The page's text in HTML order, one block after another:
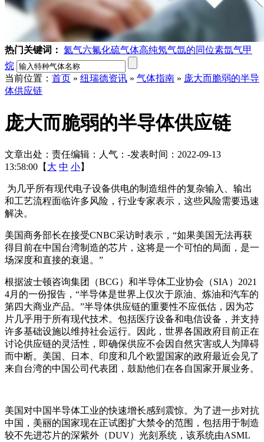
热门关键词： 氦气六氟化硫气体高纯氖气氙的同位素氙气甲
烷
当前位置： 首页 » 纽瑞德资讯 » 气体指南 » 庞大而脆弱的半导
体供应链
庞大而脆弱的半导体供应链
文章出处： 责任编辑： 人气： -发表时间：2022-09-13
13:58:00【 大 中 小】
为几乎所有现代电子设备供电的制造组件的复杂输入、输出
和工艺流程面临许多风险，行业专家表示，这些风险需要迅速
解决。
美国商务部长在接受CNBC采访时表示，“如果美国无法再获
得目前在中国台湾制造的芯片，这将是一个可怕的局面，是一
场深度和直接的衰退。”
根据波士顿咨询集团（BCG）和半导体工业协会（SIA）2021
4月的一份报告，“半导体是世界上仅次于原油、炼油和汽车的
第四大商业产品。”半导体供应链的重要性不应低估，因为芯
片几乎用于所有现代技术。包括医疗设备和电信设备，并支持
许多基础设施以维持社会运行。因此，世界各国政府目前正在
讨论供应链的灵活性，即确保供应不会因自然灾害或人为障碍
而中断。美国、日本、印度和几个欧盟国家的政府最近会见了
来自台湾的中国公司代表团，鼓励他们在各自国家开展业务。
美国对中国半导体工业的快速增长感到震惊。为了进一步对抗
中国，美丽的国家现在正试图扩大禁令的范围，包括用于制造
较不先进芯片的深紫外（DUV）光刻系统，该系统由ASML